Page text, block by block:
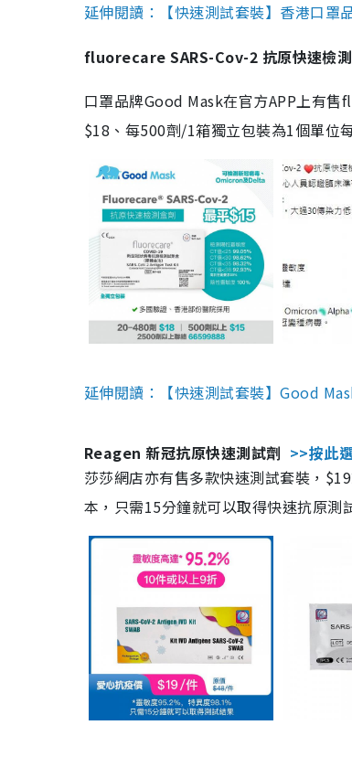
延伸閱讀：【快速測試套裝】香港口
fluorecare SARS-Cov-2 抗原快速檢
口罩品牌Good Mask在官方APP上有
$18、每500劑/1箱獨立包裝為1個單位
延伸閱讀：【快速測試套裝】Good
Reagen 新冠抗原快速測試劑 >>按此
莎莎網店亦有售多款快速測試套裝，
本，只需15分鐘就可以取得快速抗原測